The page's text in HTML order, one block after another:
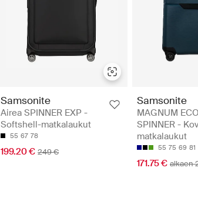
Samsonite
Airea SPINNER EXP -
Softshell-matkalaukut
55 67 78
199.20 € 249 €
Samsonite
MAGNUM ECO
SPINNER -
matkalaukut
55 75 69 81
171.75 € alkaen